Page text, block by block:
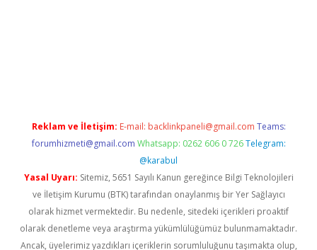
Reklam ve İletişim: E-mail: backlinkpaneli@gmail.com Teams:
forumhizmeti@gmail.com Whatsapp: 0262 606 0 726 Telegram:
@karabul
Yasal Uyarı: Sitemiz, 5651 Sayılı Kanun gereğince Bilgi Teknolojileri
ve İletişim Kurumu (BTK) tarafından onaylanmış bir Yer Sağlayıcı
olarak hizmet vermektedir. Bu nedenle, sitedeki içerikleri proaktif
olarak denetleme veya araştırma yükümlülüğümüz bulunmamaktadır.
Ancak, üyelerimiz yazdıkları içeriklerin sorumluluğunu taşımakta olup,